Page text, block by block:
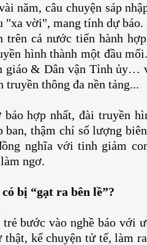
năm, câu chuyện sáp
"xa vời", mang tính dự
trên cả nước tiến hành
hình thành một đầu
giáo & Dân vận Tỉnh ủy…
truyền thông đa nền tảng...
hợp nhất, đài truyền
ban, thậm chí số lượng
nghĩa với tinh giảm
ngơ.
bị “gạt ra bên lề”?
trẻ bước vào nghề báo với
thật, kể chuyện tử tế, làm